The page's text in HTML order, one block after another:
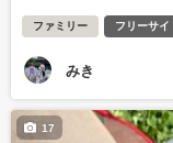
ファミリー フリーサイ
みき
17